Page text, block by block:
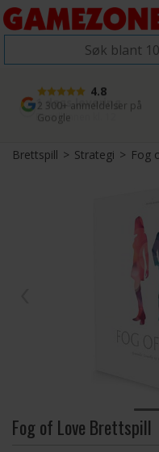
4.8
2 300+ anmeldelser på
Google
1 dags levering
Bestill innen kl. 12
Brettspill>Strategi> Fog
Fog of Love Brettspill